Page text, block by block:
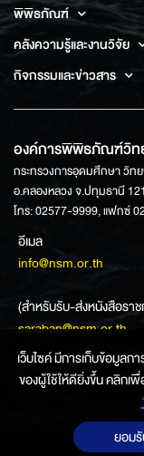
พิพิธภัณฑ์
คลังความรู้และงานวิจัย
กิจกรรมและข่าวสาร
องค์การพิพิธภัณฑ์วิท
กระทรวงการอุดมศึกษา วิท
อ.คลองหลวง จ.ปทุมธานี
โทร: 02577-9999, แฟกซ์
อีเมล
info@nsm.or.th
(สำหรับรับ-ส่งหนังสือราช
saraban@nsm.or.th
เว็บไซค์ มีการเก็บข้อมูล
ของผู้ใช้ให้ดียิ่งขึ้น คลิกเ
ยอม